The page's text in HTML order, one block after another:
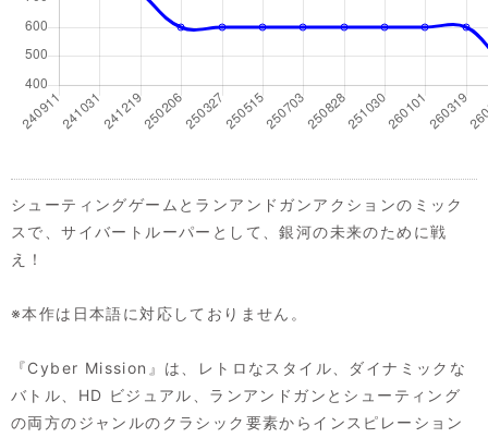
シューティングゲームとランアンドガンアクションのミック
スで、サイバートルーパーとして、銀河の未来のために戦
え！
※本作は日本語に対応しておりません。
『Cyber Mission』は、レトロなスタイル、ダイナミックな
バトル、HD ビジュアル、ランアンドガンとシューティング
の両方のジャンルのクラシック要素からインスピレーション